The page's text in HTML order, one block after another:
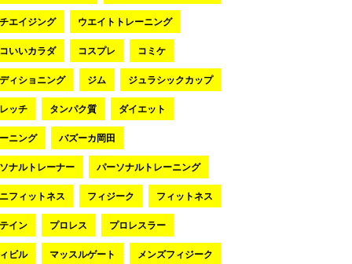
エイジング ウエイトトレーニング
いいカラダ コスプレ コミケ
ィショニング ジム ジュラシックカップ
ッチ タンパク質 ダイエット
ニング バズーカ岡田
ナルトレーナー パーソナルトレーニング
フィットネス フィジーク フィットネス
イン プロレス プロレスラー
ビル マッスルゲート メンズフィジーク